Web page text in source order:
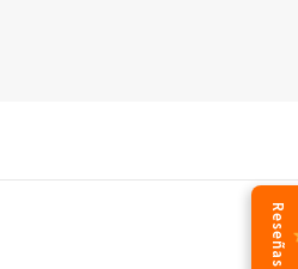
Reseñas